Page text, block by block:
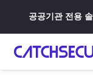
공공기관 전용